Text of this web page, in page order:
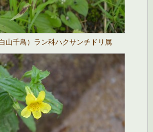
山千鳥）ラン科ハクサンチドリ属